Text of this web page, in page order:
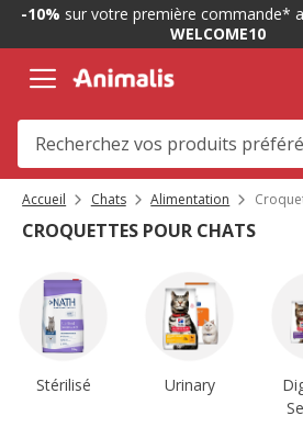
1
2,
message,
-10% sur votre première commande*
WELCOME10
Accueil Chats Alimentation
CROQUETTES POUR CHATS
Stérilisé Urinary